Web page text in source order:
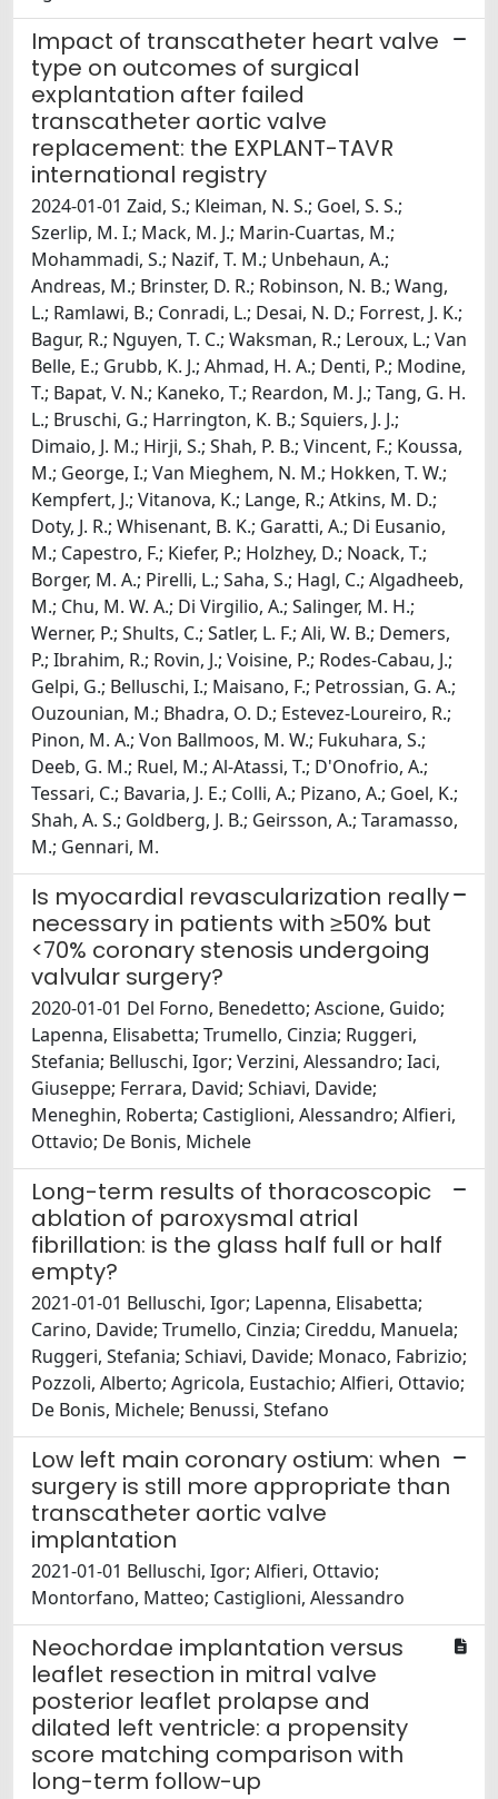
Impact of transcatheter heart valve
type on outcomes of surgical
explantation after failed
transcatheter aortic valve
replacement: the EXPLANT-TAVR
international registry
2024-01-01 Zaid, S.; Kleiman, N. S.; Goel, S. S.;
Szerlip, M. I.; Mack, M. J.; Marin-Cuartas, M.;
Mohammadi, S.; Nazif, T. M.; Unbehaun, A.;
Andreas, M.; Brinster, D. R.; Robinson, N. B.; Wang,
L.; Ramlawi, B.; Conradi, L.; Desai, N. D.; Forrest, J. K.;
Bagur, R.; Nguyen, T. C.; Waksman, R.; Leroux, L.; Van
Belle, E.; Grubb, K. J.; Ahmad, H. A.; Denti, P.; Modine,
T.; Bapat, V. N.; Kaneko, T.; Reardon, M. J.; Tang, G. H.
L.; Bruschi, G.; Harrington, K. B.; Squiers, J. J.;
Dimaio, J. M.; Hirji, S.; Shah, P. B.; Vincent, F.; Koussa,
M.; George, I.; Van Mieghem, N. M.; Hokken, T. W.;
Kempfert, J.; Vitanova, K.; Lange, R.; Atkins, M. D.;
Doty, J. R.; Whisenant, B. K.; Garatti, A.; Di Eusanio,
M.; Capestro, F.; Kiefer, P.; Holzhey, D.; Noack, T.;
Borger, M. A.; Pirelli, L.; Saha, S.; Hagl, C.; Algadheeb,
M.; Chu, M. W. A.; Di Virgilio, A.; Salinger, M. H.;
Werner, P.; Shults, C.; Satler, L. F.; Ali, W. B.; Demers,
P.; Ibrahim, R.; Rovin, J.; Voisine, P.; Rodes-Cabau, J.;
Gelpi, G.; Belluschi, I.; Maisano, F.; Petrossian, G. A.;
Ouzounian, M.; Bhadra, O. D.; Estevez-Loureiro, R.;
Pinon, M. A.; Von Ballmoos, M. W.; Fukuhara, S.;
Deeb, G. M.; Ruel, M.; Al-Atassi, T.; D'Onofrio, A.;
Tessari, C.; Bavaria, J. E.; Colli, A.; Pizano, A.; Goel, K.;
Shah, A. S.; Goldberg, J. B.; Geirsson, A.; Taramasso,
M.; Gennari, M.
Is myocardial revascularization really
necessary in patients with ≥50% but
<70% coronary stenosis undergoing
valvular surgery?
2020-01-01 Del Forno, Benedetto; Ascione, Guido;
Lapenna, Elisabetta; Trumello, Cinzia; Ruggeri,
Stefania; Belluschi, Igor; Verzini, Alessandro; Iaci,
Giuseppe; Ferrara, David; Schiavi, Davide;
Meneghin, Roberta; Castiglioni, Alessandro; Alfieri,
Ottavio; De Bonis, Michele
Long-term results of thoracoscopic
ablation of paroxysmal atrial
fibrillation: is the glass half full or half
empty?
2021-01-01 Belluschi, Igor; Lapenna, Elisabetta;
Carino, Davide; Trumello, Cinzia; Cireddu, Manuela;
Ruggeri, Stefania; Schiavi, Davide; Monaco, Fabrizio;
Pozzoli, Alberto; Agricola, Eustachio; Alfieri, Ottavio;
De Bonis, Michele; Benussi, Stefano
Low left main coronary ostium: when
surgery is still more appropriate than
transcatheter aortic valve
implantation
2021-01-01 Belluschi, Igor; Alfieri, Ottavio;
Montorfano, Matteo; Castiglioni, Alessandro
Neochordae implantation versus
leaflet resection in mitral valve
posterior leaflet prolapse and
dilated left ventricle: a propensity
score matching comparison with
long-term follow-up